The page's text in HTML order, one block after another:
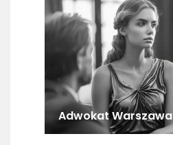
Adwokat Warszawa